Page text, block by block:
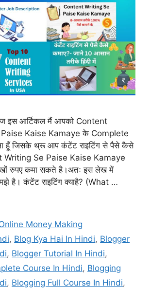
इस आर्टिकल मैं आपको Content
Kaise Kamaye के Complete
हूँ जिसके थ्रू आप कंटेंट राइटिंग से पैसे कैसे
Writing Se Paise Kaise Kamaye
रुपए कमा सकते है।अतः इस लेख में
है। कंटेंट राइटिंग क्याहै? (What …
Money Making
, Blog Kya Hai In Hindi, Blogger
, Blogger Tutorial In Hindi,
Course In Hindi, Blogging
, Blogging Full Course In Hindi,